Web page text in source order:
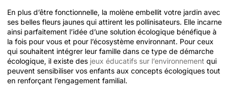
En plus d’être fonctionnelle, la molène embellit votre jardin avec
ses belles fleurs jaunes qui attirent les pollinisateurs. Elle incarne
ainsi parfaitement l’idée d’une solution écologique bénéfique à
la fois pour vous et pour l’écosystème environnant. Pour ceux
qui souhaitent intégrer leur famille dans ce type de démarche
écologique, il existe des jeux éducatifs sur l’environnement qui
peuvent sensibiliser vos enfants aux concepts écologiques tout
en renforçant l’engagement familial.